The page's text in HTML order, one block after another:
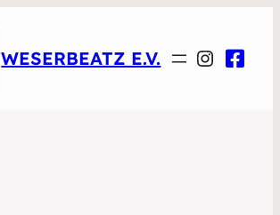
WESERBEATZ E.V.